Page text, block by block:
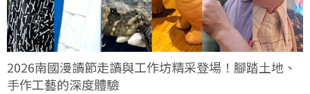
2026南國漫讀節走讀與工作坊精采登場！腳踏土地、
手作工藝的深度體驗